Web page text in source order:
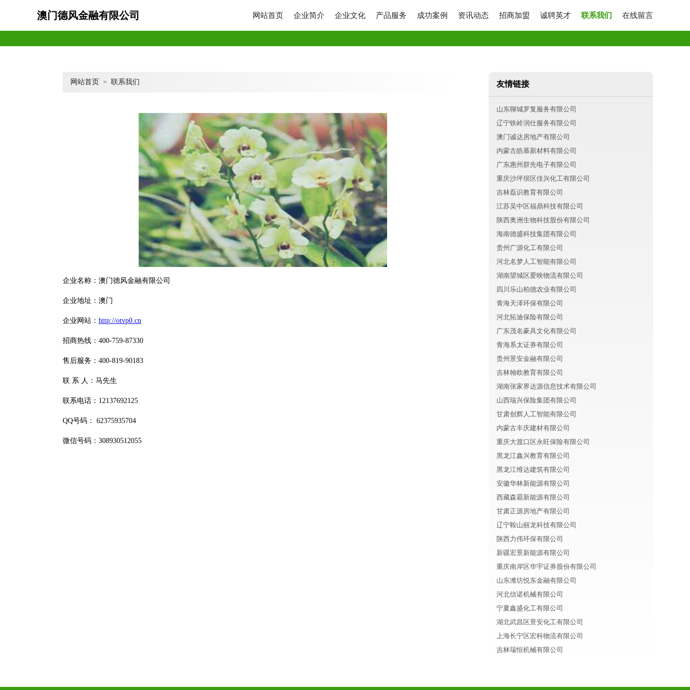
澳门德风金融有限公司 网站首页 企业简介 企业文化 产品服务 成功案例 资讯动态 招商加盟 诚聘英才 联系我们 在线留言
网站首页 > 联系我们
企业名称：澳门德风金融有限公司
企业地址：澳门
企业网站： http://otvp0.cn
招商热线：400-759-87330
售后服务：400-819-90183
联 系 人：马先生
联系电话：12137692125
QQ号码： 62375935704
微信号码：308930512055
友情链接
山东聊城罗复服务有限公司
辽宁铁岭润仕服务有限公司
澳门诚达房地产有限公司
内蒙古皓慕新材料有限公司
广东惠州群先电子有限公司
重庆沙坪坝区佳兴化工有限公司
吉林磊识教育有限公司
江苏吴中区福鼎科技有限公司
陕西奥洲生物科技股份有限公司
海南德盛科技集团有限公司
贵州广源化工有限公司
河北名梦人工智能有限公司
湖南望城区爱映物流有限公司
四川乐山柏德农业有限公司
青海天泽环保有限公司
河北拓迪保险有限公司
广东茂名豪具文化有限公司
青海系太证券有限公司
贵州景安金融有限公司
吉林翰欧教育有限公司
湖南张家界达源信息技术有限公司
山西瑞兴保险集团有限公司
甘肃创辉人工智能有限公司
内蒙古丰庆建材有限公司
重庆大渡口区永旺保险有限公司
黑龙江鑫兴教育有限公司
黑龙江维达建筑有限公司
安徽华林新能源有限公司
西藏森霸新能源有限公司
甘肃正源房地产有限公司
辽宁鞍山丽龙科技有限公司
陕西力伟环保有限公司
新疆宏景新能源有限公司
重庆南岸区华宇证券股份有限公司
山东潍坊悦东金融有限公司
河北信诺机械有限公司
宁夏鑫盛化工有限公司
湖北武昌区景安化工有限公司
上海长宁区宏科物流有限公司
吉林瑞恒机械有限公司